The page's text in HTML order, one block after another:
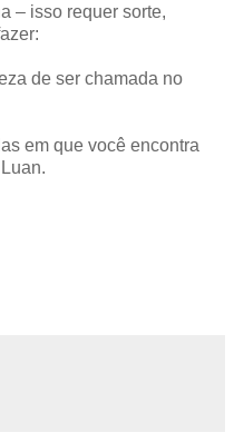
– isso requer sorte,
de ser chamada no
em que você encontra